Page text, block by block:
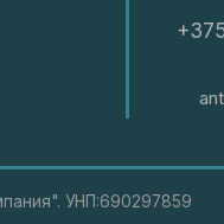
УНП:690297859